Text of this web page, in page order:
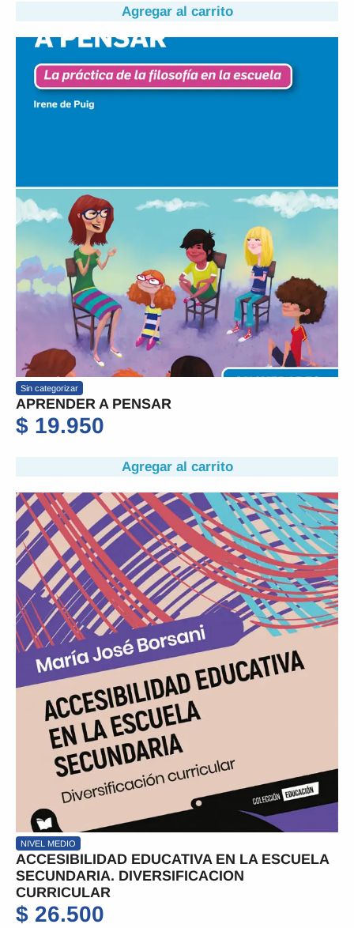
Agregar al carrito
Sin categorizar
APRENDER A PENSAR
$ 19.950
Agregar al carrito
NIVEL MEDIO
ACCESIBILIDAD EDUCATIVA EN LA ESCUELA
SECUNDARIA. DIVERSIFICACION
CURRICULAR
$ 26.500